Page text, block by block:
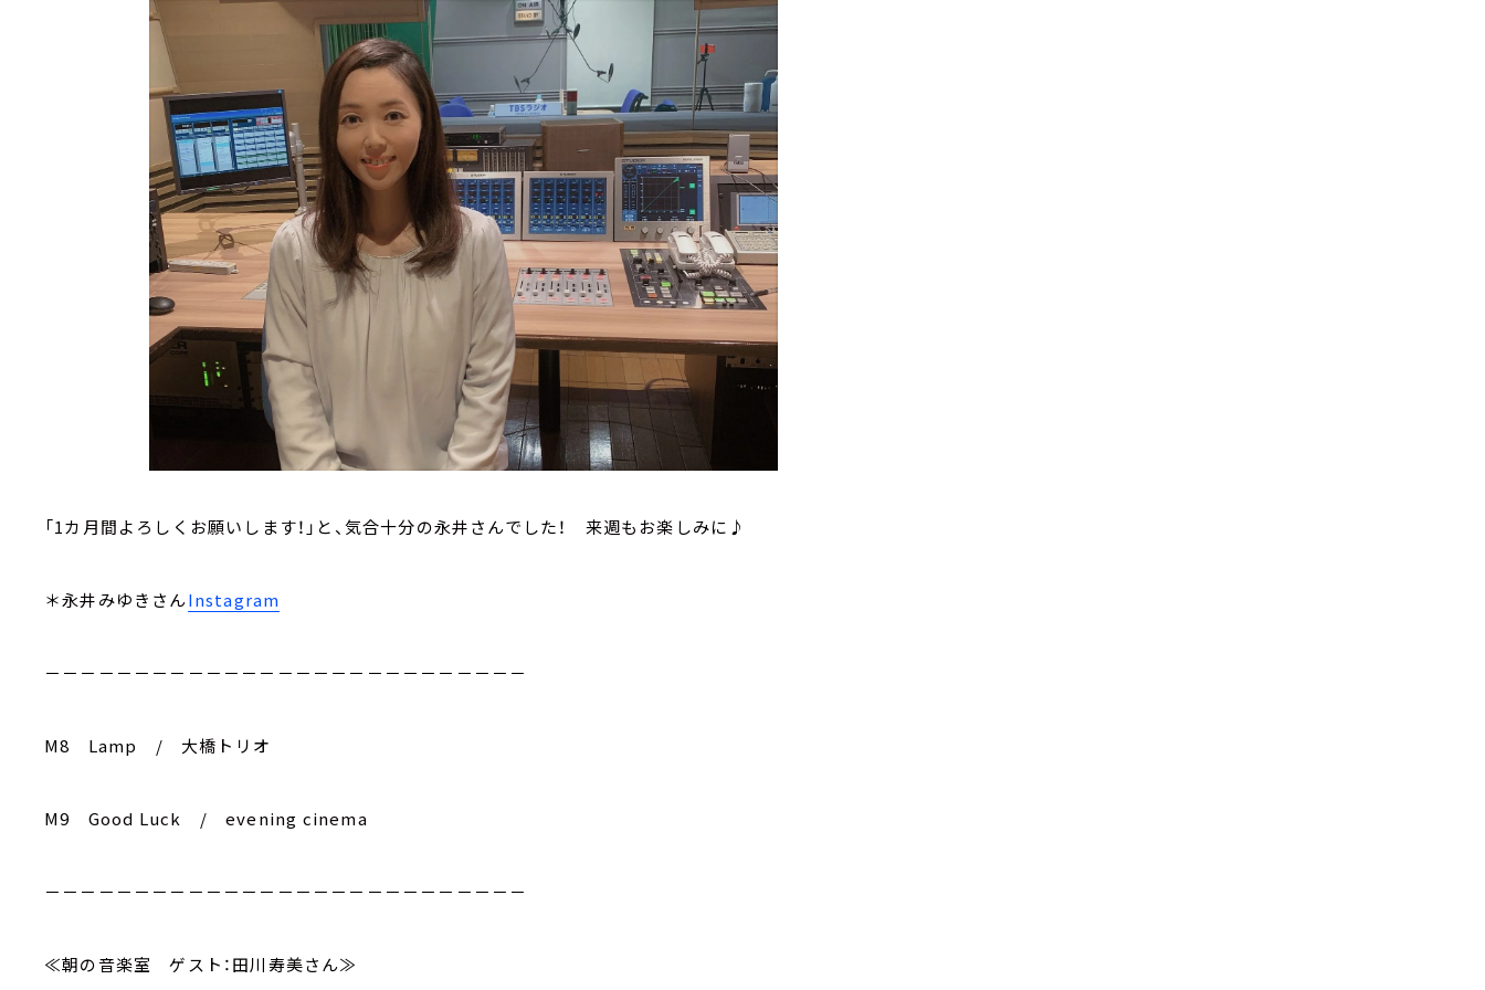
「1カ月間よろしくお願いします！」と、気合十分の永井さんでした！ 来週もお楽しみに♪
＊永井みゆきさんInstagram
－－－－－－－－－－－－－－－－－－－－－－－－－－－
M8 Lamp / 大橋トリオ
M9 Good Luck / evening cinema
－－－－－－－－－－－－－－－－－－－－－－－－－－－
≪朝の音楽室 ゲスト：田川寿美さん≫